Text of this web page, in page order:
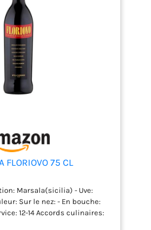
FLORIOVO 75 CL
Marsala(sicilia) - Uve:
Sur le nez: - En bouche:
12-14 Accords culinaires: